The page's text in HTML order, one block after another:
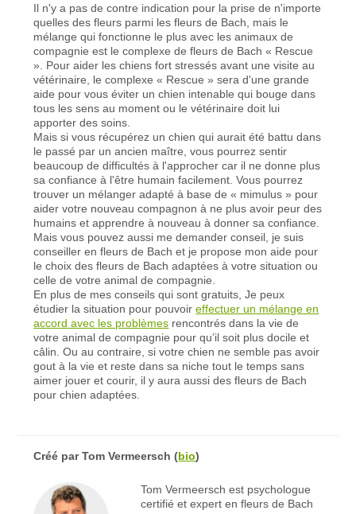
Il n'y a pas de contre indication pour la prise de n'importe
quelles des fleurs parmi les fleurs de Bach, mais le
mélange qui fonctionne le plus avec les animaux de
compagnie est le complexe de fleurs de Bach « Rescue
». Pour aider les chiens fort stressés avant une visite au
vétérinaire, le complexe « Rescue » sera d'une grande
aide pour vous éviter un chien intenable qui bouge dans
tous les sens au moment ou le vétérinaire doit lui
apporter des soins.
Mais si vous récupérez un chien qui aurait été battu dans
le passé par un ancien maître, vous pourrez sentir
beaucoup de difficultés à l'approcher car il ne donne plus
sa confiance à l'être humain facilement. Vous pourrez
trouver un mélanger adapté à base de « mimulus » pour
aider votre nouveau compagnon à ne plus avoir peur des
humains et apprendre à nouveau à donner sa confiance.
Mais vous pouvez aussi me demander conseil, je suis
conseiller en fleurs de Bach et je propose mon aide pour
le choix des fleurs de Bach adaptées à votre situation ou
celle de votre animal de compagnie.
En plus de mes conseils qui sont gratuits, Je peux
étudier la situation pour pouvoireffectuer un mélange en
accord avec les problèmes rencontrés dans la vie de
votre animal de compagnie pour qu’il soit plus docile et
câlin. Ou au contraire, si votre chien ne semble pas avoir
gout à la vie et reste dans sa niche tout le temps sans
aimer jouer et courir, il y aura aussi des fleurs de Bach
pour chien adaptées.
Créé parTom Vermeersch (bio)
Tom Vermeersch est psychologue
certifié et expert en fleurs de Bach